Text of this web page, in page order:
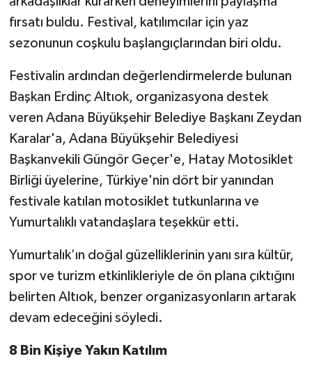
fırsatı buldu. Festival, katılımcılar için yaz
sezonunun coşkulu başlangıçlarından biri oldu.
Festivalin ardından değerlendirmelerde bulunan
Başkan Erdinç Altıok, organizasyona destek
veren Adana Büyükşehir Belediye Başkanı Zeydan
Karalar'a, Adana Büyükşehir Belediyesi
Başkanvekili Güngör Geçer'e, Hatay Motosiklet
Birliği üyelerine, Türkiye'nin dört bir yanından
festivale katılan motosiklet tutkunlarına ve
Yumurtalıklı vatandaşlara teşekkür etti.
Yumurtalık’ın doğal güzelliklerinin yanı sıra kültür,
spor ve turizm etkinlikleriyle de ön plana çıktığını
belirten Altıok, benzer organizasyonların artarak
devam edeceğini söyledi.
8 Bin Kişiye Yakın Katılım